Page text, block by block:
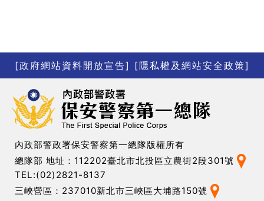
[政府網站資料開放宣告] [隱私權及網站安全政策]
內政部警政署保安警察第一總隊版權所有
總隊部 地址：112202臺北市北投區立農街2段301號
TEL:(02)2821-8137
三峽營區：237010新北市三峽區大埔路150號